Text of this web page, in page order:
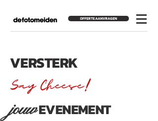
OFFERTE AANVRAGEN
VERSTERK
Say Cheese!
jouwEVENEMENT